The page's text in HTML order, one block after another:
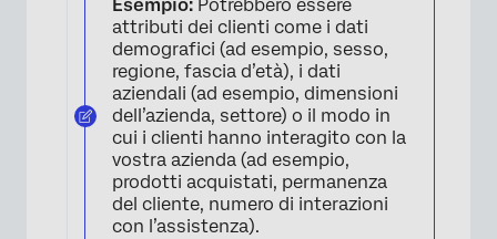
Esempio: Potrebbero essere
attributi dei clienti come i dati
demografici (ad esempio, sesso,
regione, fascia d’età), i dati
aziendali (ad esempio, dimensioni
dell’azienda, settore) o il modo in
cui i clienti hanno interagito con la
vostra azienda (ad esempio,
prodotti acquistati, permanenza
del cliente, numero di interazioni
con l’assistenza).